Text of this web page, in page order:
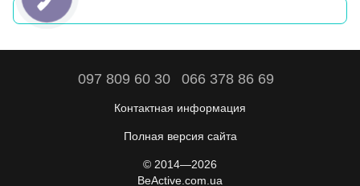
097 809 60 30 066 378 86 69
Контактная информация
Полная версия сайта
© 2014—2026
BeActive.com.ua